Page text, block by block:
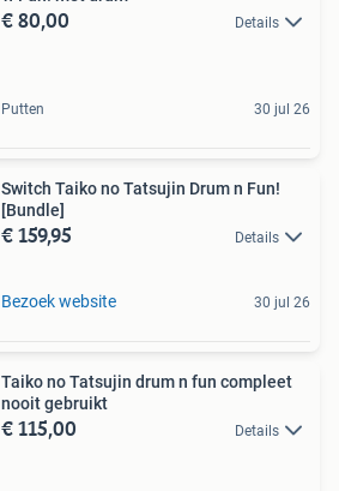
€ 80,00 Details
Putten 30 jul 26
Switch Taiko no Tatsujin Drum n Fun!
[Bundle]
€ 159,95 Details
Bezoek website 30 jul 26
Taiko no Tatsujin drum n fun compleet
nooit gebruikt
€ 115,00 Details